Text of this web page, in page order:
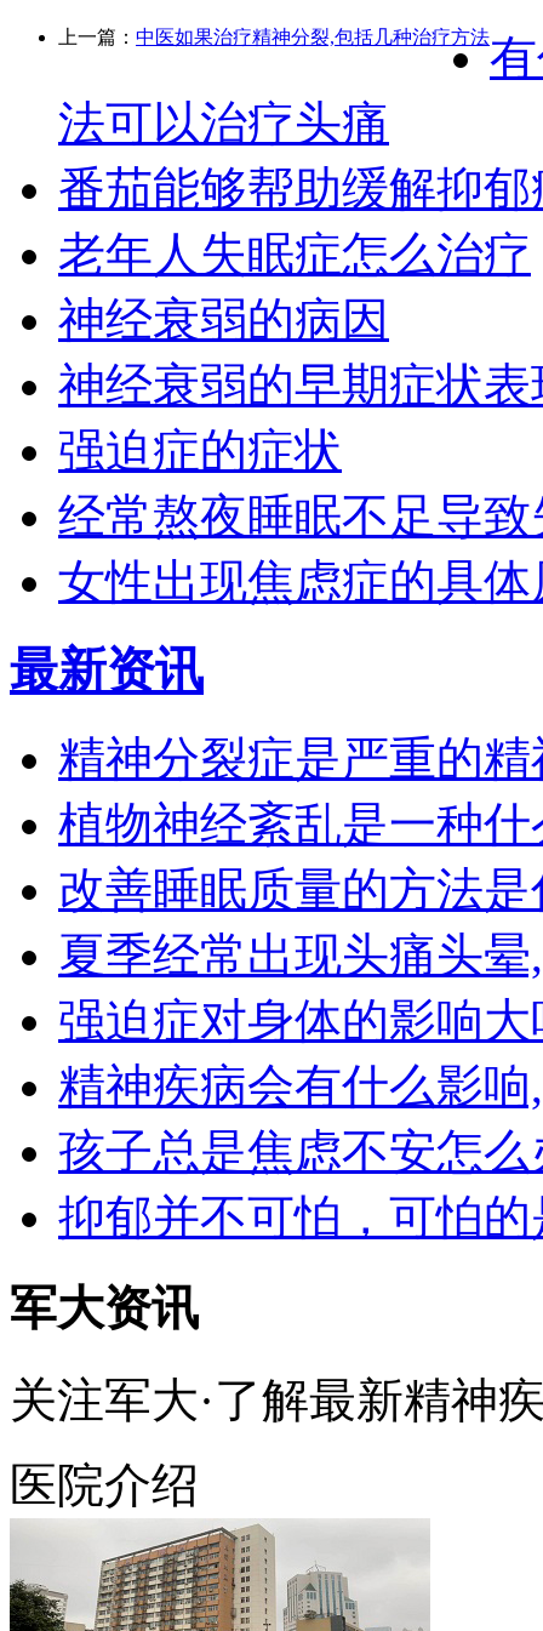
上一篇： 中医如果治疗精神分裂,包括几种治疗方法
法可以治疗头痛
番茄能够帮助缓解抑郁
老年人失眠症怎么治疗
神经衰弱的病因
神经衰弱的早期症状表
强迫症的症状
经常熬夜睡眠不足导
女性出现焦虑症的具
最新资讯
精神分裂症是严重的
植物神经紊乱是一种
改善睡眠质量的方法
夏季经常出现头痛头
强迫症对身体的影响
精神疾病会有什么影
孩子总是焦虑不安怎
抑郁并不可怕，可怕
军大资讯
关注军大·了解最新精神
医院介绍